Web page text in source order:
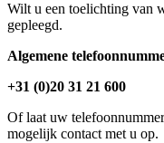
Wilt u een toelichting van
gepleegd.
Algemene
+31 (0)20 31 21 600
Of laat uw
mogelijk contact met u op.